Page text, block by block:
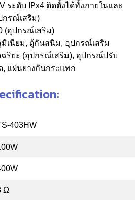
ระดับ IPx4 ติดตั้งได้ทั้งภายในและ
กรณ์เสริม)
(อุปกรณ์เสริม)
เนียม, ตู้กันสนิม, อุปกรณ์เสริม
ริยะ (อุปกรณ์เสริม), อุปกรณ์ปรับ
แผ่นยางกันกระแทก
403HW
Ω